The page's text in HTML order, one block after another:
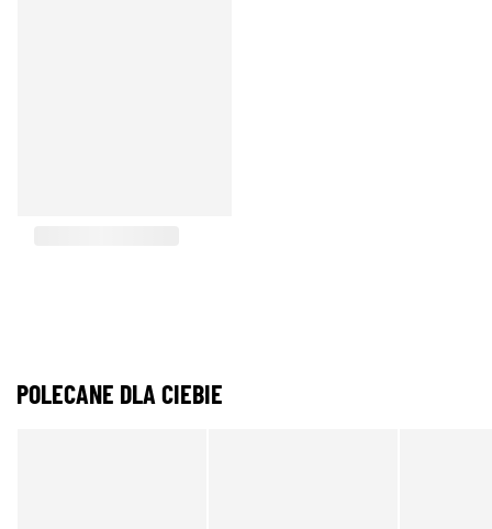
POLECANE DLA CIEBIE